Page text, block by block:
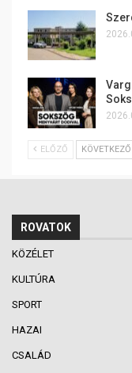
ELŐZŐ KÖVETKEZŐ
ROVATOK
KÖZÉLET
KULTÚRA
SPORT
HAZAI
CSALÁD